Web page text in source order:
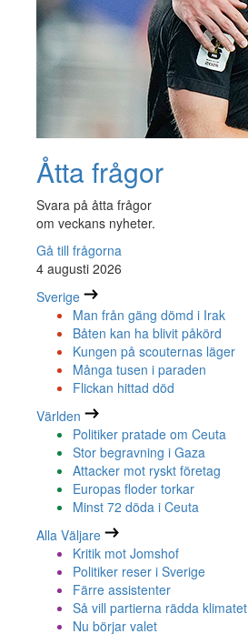
Åtta frågor
Svara på åtta frågor
om veckans nyheter.
Gå till frågorna
4 augusti 2026
Sverige
Man från gäng dömd i Irak
Båten kan ha blivit påkörd
Kungen på scouternas läger
Många tusen i paraden
Flickan hittad död
Världen
Politiker pratade om Ceuta
Stor begravning i Gaza
Attacker mot ryskt företag
Europas floder torkar
Minst 72 döda i Ceuta
Alla Väljare
Kritik mot Jomshof
Politiker reser i Sverige
Färre assistenter
Så vill partierna rädda klimatet
Nu börjar valet